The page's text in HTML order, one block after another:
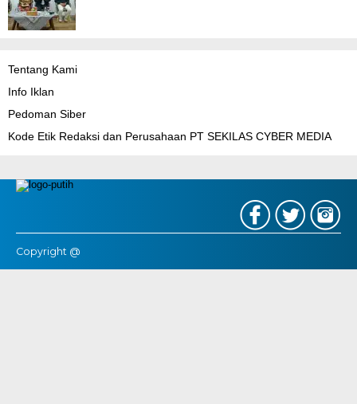
Tentang Kami
Info Iklan
Pedoman Siber
Kode Etik Redaksi dan Perusahaan PT SEKILAS CYBER MEDIA
Copyright @